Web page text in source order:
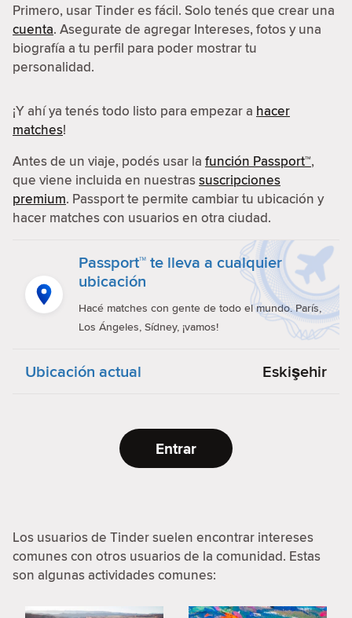
Primero, usar Tinder es fácil. Solo tenés que crear una
cuenta. Asegurate de agregar Intereses, fotos y una
biografía a tu perfil para poder mostrar tu
personalidad.
¡Y ahí ya tenés todo listo para empezar a hacer
matches!
Antes de un viaje, podés usar la función Passport™,
que viene incluida en nuestrassuscripciones
premium. Passport te permite cambiar tu ubicación y
hacer matches con usuarios en otra ciudad.
Passport™ te lleva a cualquier
ubicación
Hacé matches con gente de todo el mundo. París,
Los Ángeles, Sídney, ¡vamos!
Ubicación actual Eskişehir
Entrar
Los usuarios de Tinder suelen encontrar intereses
comunes con otros usuarios de la comunidad. Estas
son algunas actividades comunes: